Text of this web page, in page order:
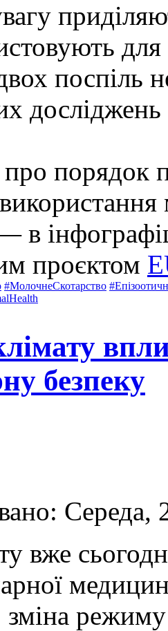
поспіль
досліджень
порядок
в
проєктом
#МолочнеСкотарство
безпеку
вже